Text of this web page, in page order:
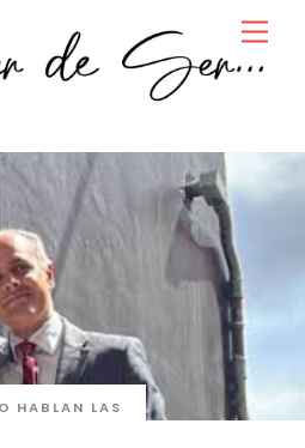
HABLAN LAS